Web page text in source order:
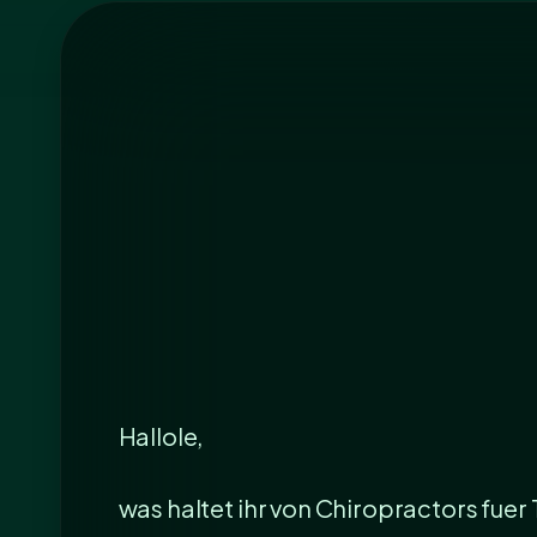
Hallole,
was haltet ihr von Chiropractors fuer